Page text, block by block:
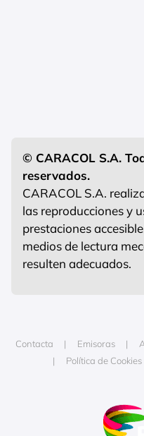
© CARACOL S.A.
reservados.
CARACOL S.A.
las reproducciones y
prestaciones
medios de lectura
resulten adecuados.
Contacta Emisoras
Política de Cookies